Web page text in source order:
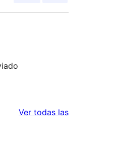
Ver todas las